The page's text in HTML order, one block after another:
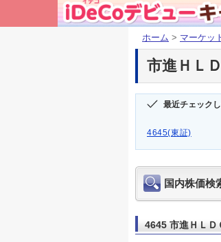
ホーム > マーケッ
市進ＨＬ
最近チェック
4645(東証)